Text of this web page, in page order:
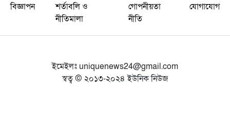
বিজ্ঞাপন
শর্তাবলি ও
নীতিমালা
গোপনীয়তা
নীতি
যোগাযোগ
ইমেইলঃ uniquenews24@gmail.com
স্বত্ব © ২০১৩-২০২৪ ইউনিক নিউজ